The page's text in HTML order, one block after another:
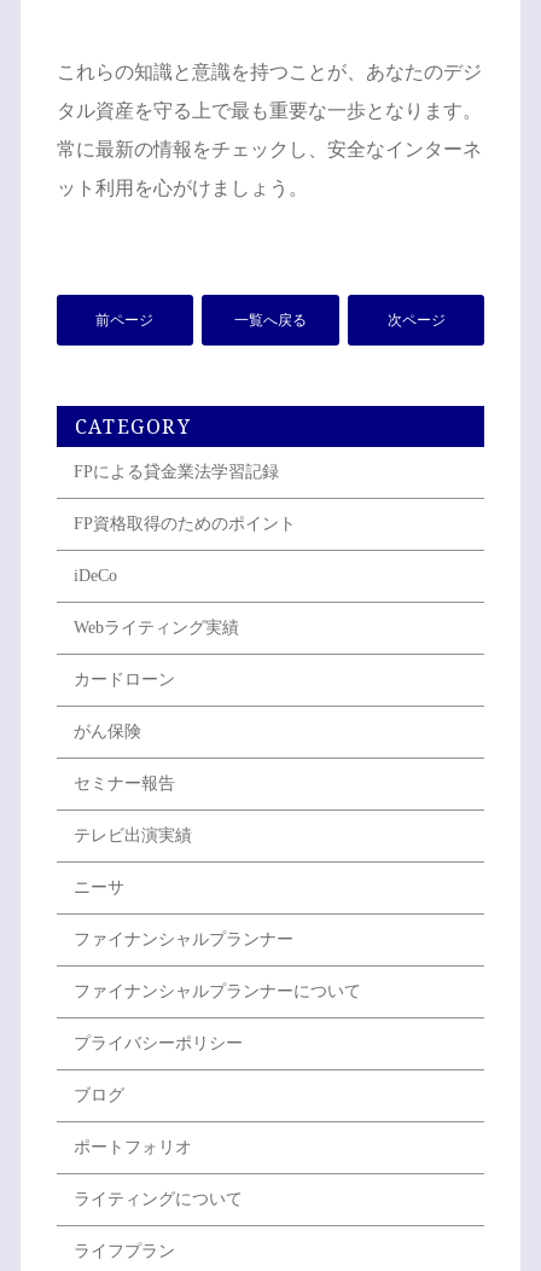
これらの知識と意識を持つことが、あなたのデジ
タル資産を守る上で最も重要な一歩となります。
常に最新の情報をチェックし、安全なインターネ
ット利用を心がけましょう。
前ページ 一覧へ戻る 次ページ
CATEGORY
FPによる貸金業法学習記録
FP資格取得のためのポイント
iDeCo
Webライティング実績
カードローン
がん保険
セミナー報告
テレビ出演実績
ニーサ
ファイナンシャルプランナー
ファイナンシャルプランナーについて
プライバシーポリシー
ブログ
ポートフォリオ
ライティングについて
ライフプラン